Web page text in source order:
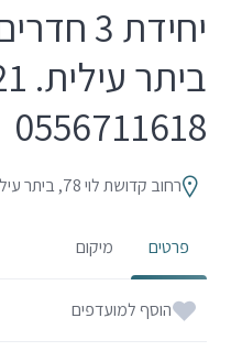
0556711618
רחוב קדושת לוי 78, ביתר עילית
פרטים מיקום
הוסף למועדפים